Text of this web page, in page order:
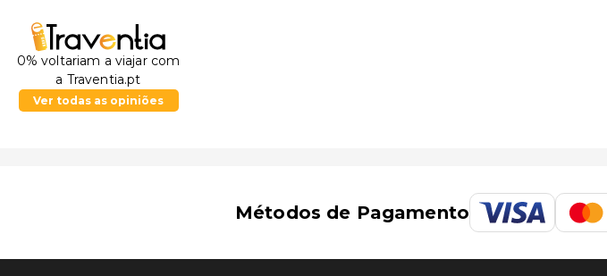
51,9 km/32,2 mi
0% voltariam a viajar com
a Traventia.pt
Ver todas as opiniões
Métodos de Pagamento